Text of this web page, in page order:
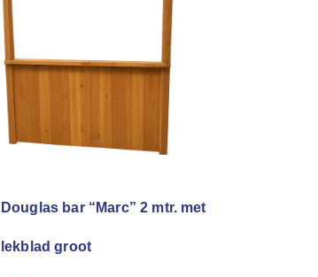
Douglas bar “Marc” 2 mtr. met
lekblad groot